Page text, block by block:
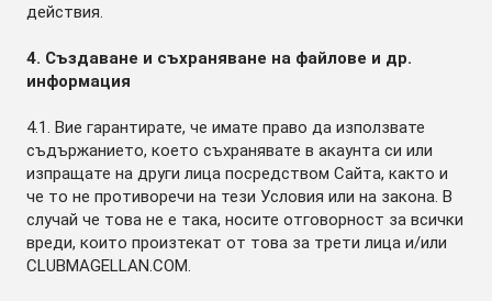
действия.
4. Създаване и съхраняване на файлове и др.
информация
4.1. Вие гарантирате, че имате право да използвате
съдържанието, което съхранявате в акаунта си или
изпращате на други лица посредством Сайта, както и
че то не противоречи на тези Условия или на закона. В
случай че това не е така, носите отговорност за всички
вреди, които произтекат от това за трети лица и/или
CLUBMAGELLAN.COM.